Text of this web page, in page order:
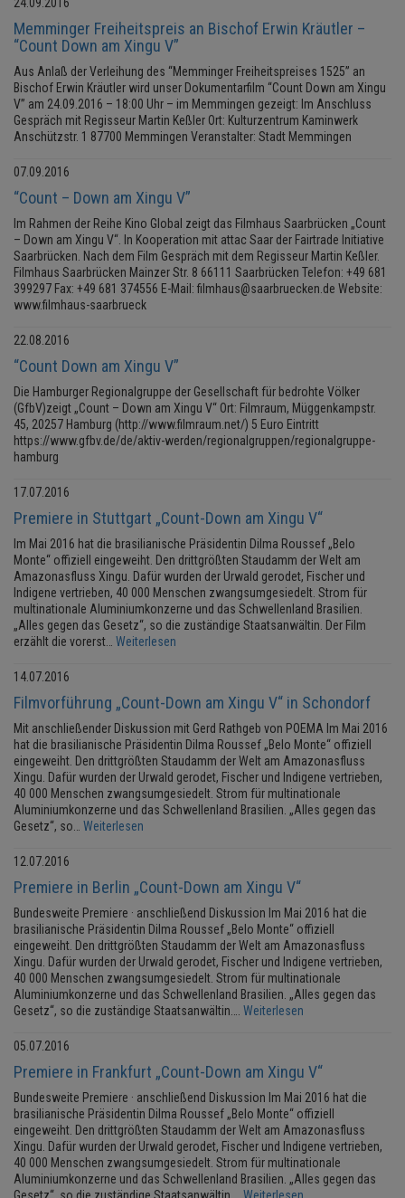
Memminger Freiheitspreis an Bischof Erwin Kräutler –
“Count Down am Xingu V”
Aus Anlaß der Verleihung des “Memminger Freiheitspreises 1525” an
Bischof Erwin Kräutler wird unser Dokumentarfilm “Count Down am Xingu
V” am 24.09.2016 – 18:00 Uhr – im Memmingen gezeigt: Im Anschluss
Gespräch mit Regisseur Martin Keßler Ort: Kulturzentrum Kaminwerk
Anschützstr. 1 87700 Memmingen Veranstalter: Stadt Memmingen
07.09.2016
“Count – Down am Xingu V”
Im Rahmen der Reihe Kino Global zeigt das Filmhaus Saarbrücken „Count
– Down am Xingu V“. In Kooperation mit attac Saar der Fairtrade Initiative
Saarbrücken. Nach dem Film Gespräch mit dem Regisseur Martin Keßler.
Filmhaus Saarbrücken Mainzer Str. 8 66111 Saarbrücken Telefon: +49 681
399297 Fax: +49 681 374556 E-Mail: filmhaus@saarbruecken.de Website:
www.filmhaus-saarbrueck
22.08.2016
“Count Down am Xingu V”
Die Hamburger Regionalgruppe der Gesellschaft für bedrohte Völker
(GfbV)zeigt „Count – Down am Xingu V“ Ort: Filmraum, Müggenkampstr.
45, 20257 Hamburg (http://www.filmraum.net/) 5 Euro Eintritt
https://www.gfbv.de/de/aktiv-werden/regionalgruppen/regionalgruppe-
hamburg
17.07.2016
Premiere in Stuttgart „Count-Down am Xingu V“
Im Mai 2016 hat die brasilianische Präsidentin Dilma Roussef „Belo
Monte“ offiziell eingeweiht. Den drittgrößten Staudamm der Welt am
Amazonasfluss Xingu. Dafür wurden der Urwald gerodet, Fischer und
Indigene vertrieben, 40 000 Menschen zwangsumgesiedelt. Strom für
multinationale Aluminiumkonzerne und das Schwellenland Brasilien.
„Alles gegen das Gesetz“, so die zuständige Staatsanwältin. Der Film
erzählt die vorerst… Weiterlesen
14.07.2016
Filmvorführung „Count-Down am Xingu V“ in Schondorf
Mit anschließender Diskussion mit Gerd Rathgeb von POEMA Im Mai 2016
hat die brasilianische Präsidentin Dilma Roussef „Belo Monte“ offiziell
eingeweiht. Den drittgrößten Staudamm der Welt am Amazonasfluss
Xingu. Dafür wurden der Urwald gerodet, Fischer und Indigene vertrieben,
40 000 Menschen zwangsumgesiedelt. Strom für multinationale
Aluminiumkonzerne und das Schwellenland Brasilien. „Alles gegen das
Gesetz“, so… Weiterlesen
12.07.2016
Premiere in Berlin „Count-Down am Xingu V“
Bundesweite Premiere · anschließend Diskussion Im Mai 2016 hat die
brasilianische Präsidentin Dilma Roussef „Belo Monte“ offiziell
eingeweiht. Den drittgrößten Staudamm der Welt am Amazonasfluss
Xingu. Dafür wurden der Urwald gerodet, Fischer und Indigene vertrieben,
40 000 Menschen zwangsumgesiedelt. Strom für multinationale
Aluminiumkonzerne und das Schwellenland Brasilien. „Alles gegen das
Gesetz“, so die zuständige Staatsanwältin…. Weiterlesen
05.07.2016
Premiere in Frankfurt „Count-Down am Xingu V“
Bundesweite Premiere · anschließend Diskussion Im Mai 2016 hat die
brasilianische Präsidentin Dilma Roussef „Belo Monte“ offiziell
eingeweiht. Den drittgrößten Staudamm der Welt am Amazonasfluss
Xingu. Dafür wurden der Urwald gerodet, Fischer und Indigene vertrieben,
40 000 Menschen zwangsumgesiedelt. Strom für multinationale
Aluminiumkonzerne und das Schwellenland Brasilien. „Alles gegen das